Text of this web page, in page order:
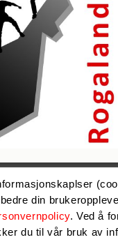
| LO i Stavanger og
| Les om vår
din
. Ved å
du til vår bruk av